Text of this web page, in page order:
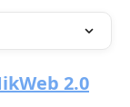
2.0